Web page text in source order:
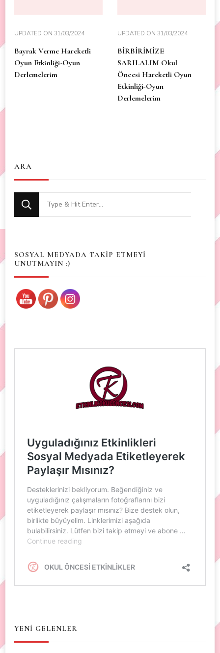
UPDATED ON 31/03/2024
Bayrak Verme Hareketli
Oyun Etkinliği-Oyun
Derlemelerim
UPDATED ON 31/03/2024
BİRBİRİMİZE
SARILALIM Okul
Öncesi Hareketli Oyun
Etkinliği-Oyun
Derlemelerim
ARA
Looking
for
SOSYAL MEDYADA TAKİP ETMEYİ
UNUTMAYIN :)
YENİ GELENLER